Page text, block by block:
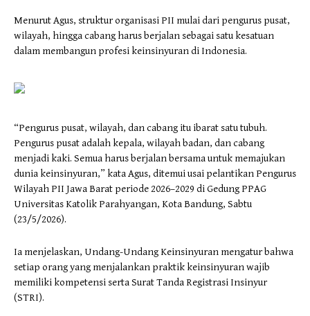
Menurut Agus, struktur organisasi PII mulai dari pengurus pusat,
wilayah, hingga cabang harus berjalan sebagai satu kesatuan
dalam membangun profesi keinsinyuran di Indonesia.
“Pengurus pusat, wilayah, dan cabang itu ibarat satu tubuh.
Pengurus pusat adalah kepala, wilayah badan, dan cabang
menjadi kaki. Semua harus berjalan bersama untuk memajukan
dunia keinsinyuran,” kata Agus, ditemui usai pelantikan Pengurus
Wilayah PII Jawa Barat periode 2026–2029 di Gedung PPAG
Universitas Katolik Parahyangan, Kota Bandung, Sabtu
(23/5/2026).
Ia menjelaskan, Undang-Undang Keinsinyuran mengatur bahwa
setiap orang yang menjalankan praktik keinsinyuran wajib
memiliki kompetensi serta Surat Tanda Registrasi Insinyur
(STRI).